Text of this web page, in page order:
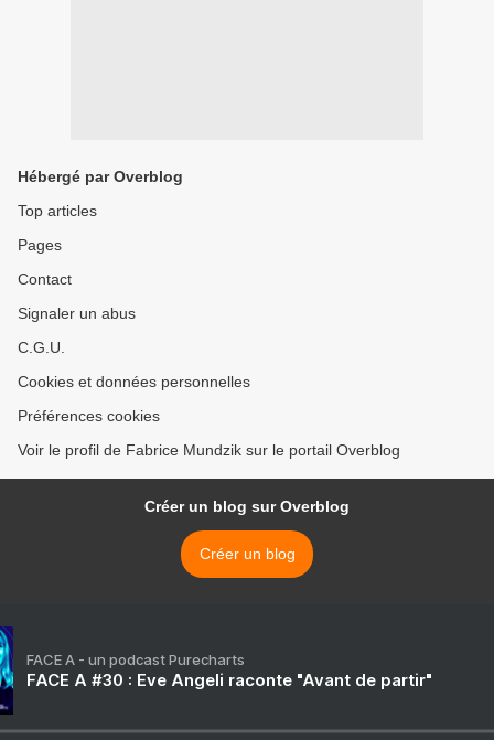
Hébergé par Overblog
Top articles
Pages
Contact
Signaler un abus
C.G.U.
Cookies et données personnelles
Préférences cookies
Voir le profil de Fabrice Mundzik sur le portail Overblog
Créer un blog sur Overblog
Créer un blog
FACE A - un podcast Purecharts
FACE A #30 : Eve Angeli raconte "Avant de partir"